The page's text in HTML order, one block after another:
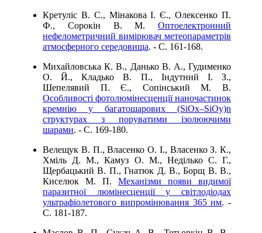
Кретуліс В. С., Мінакова І. Є., Олексенко П.
Ф., Сорокін В. М. Оптоелектронний
нефелометричний вимірювач метеопараметрів
атмосферного середовища. - C. 161-168.
Михайловська К. В., Данько В. А., Гудименко
О. Й., Кладько В. П., Індутний І. З.,
Шепелявий П. Є., Сопінський М. В.
Особливості фотолюмінесценції наночастинок
кремнію у багатошарових (SіOх–SіOy)n
структурах з поруватими ізолюючими
шарами. - C. 169-180.
Велещук В. П., Власенко О. І., Власенко З. К.,
Хміль Д. М., Камуз О. М., Неділько С. Г.,
Щербацький В. П., Гнатюк Д. В., Борщ В. В.,
Киселюк М. П. Механізми появи видимої
паразитної люмінесценції у світлодіодах
ультрафіолетового випромінювання 365 нм. -
C. 181-187.